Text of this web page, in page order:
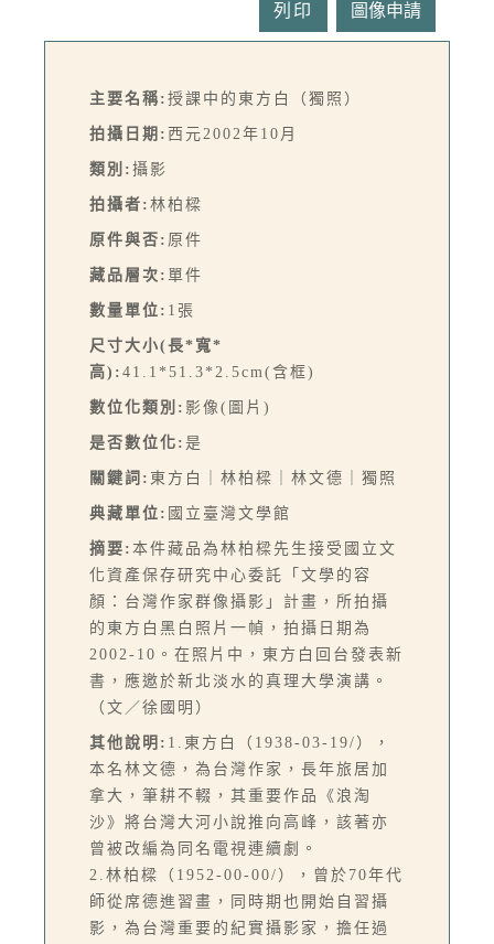
列印
主要名稱: 授課中的東方白（獨照）
拍攝日期: 西元2002年10月
類別: 攝影
拍攝者: 林柏樑
原件與否: 原件
藏品層次: 單件
數量單位: 1張
尺寸大小(長*寬*
高): 41.1*51.3*2.5cm(含框)
數位化類別: 影像(圖片)
是否數位化: 是
關鍵詞: 東方白｜林柏樑｜林文德｜獨照
典藏單位: 國立臺灣文學館
摘要: 本件藏品為林柏樑先生接受國立文
化資產保存研究中心委託「文學的容
顏：台灣作家群像攝影」計畫，所拍攝
的東方白黑白照片一幀，拍攝日期為
2002-10。在照片中，東方白回台發表新
書，應邀於新北淡水的真理大學演講。
（文／徐國明）
其他說明: 1.東方白（1938-03-19/），
本名林文德，為台灣作家，長年旅居加
拿大，筆耕不輟，其重要作品《浪淘
沙》將台灣大河小說推向高峰，該著亦
曾被改編為同名電視連續劇。
2.林柏樑（1952-00-00/），曾於70年代
師從席德進習畫，同時期也開始自習攝
影，為台灣重要的紀實攝影家，擔任過